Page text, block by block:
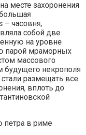
месте захоронения
– часовня,
собой две
на уровне
парой мраморных
массового
будущего некрополя
размещать все
вплоть до